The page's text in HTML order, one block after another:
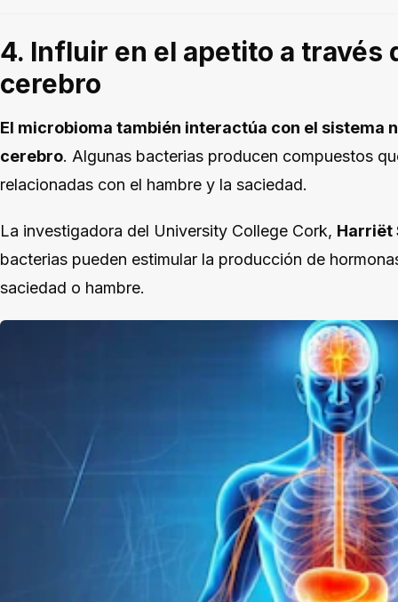
4. Influir en el apetito a través
cerebro
El microbioma también interactúa con el sistema
cerebro. Algunas bacterias producen compuestos
relacionadas con el hambre y la saciedad.
La investigadora del University College Cork, Harriët
bacterias pueden estimular la producción de
saciedad o hambre.